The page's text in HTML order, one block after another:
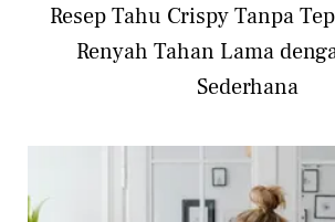
Resep Tahu Crispy Tanpa
Renyah Tahan Lama
Sederhana